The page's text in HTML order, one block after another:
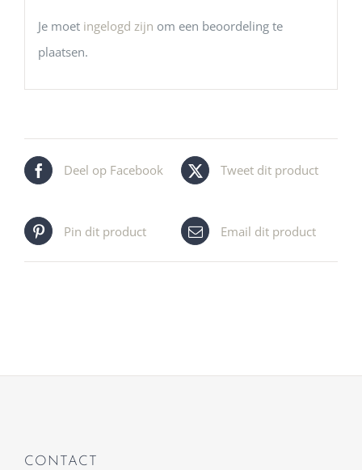
Je moet ingelogd zijn om een beoordeling te
plaatsen.
Deel op Facebook Tweet dit product
Pin dit product Email dit product
CONTACT